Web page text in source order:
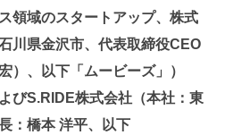
領域のスタートアップ、株式
川県金沢市、代表取締役CEO
）、以下「ムービーズ」）
びS.RIDE株式会社（本社：東
：橋本 洋平、以下